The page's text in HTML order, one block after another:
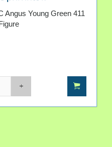
Angus Young Green 411